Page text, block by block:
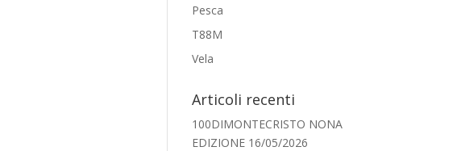
Pesca
T88M
Vela
Articoli recenti
100DIMONTECRISTO NONA
EDIZIONE 16/05/2026